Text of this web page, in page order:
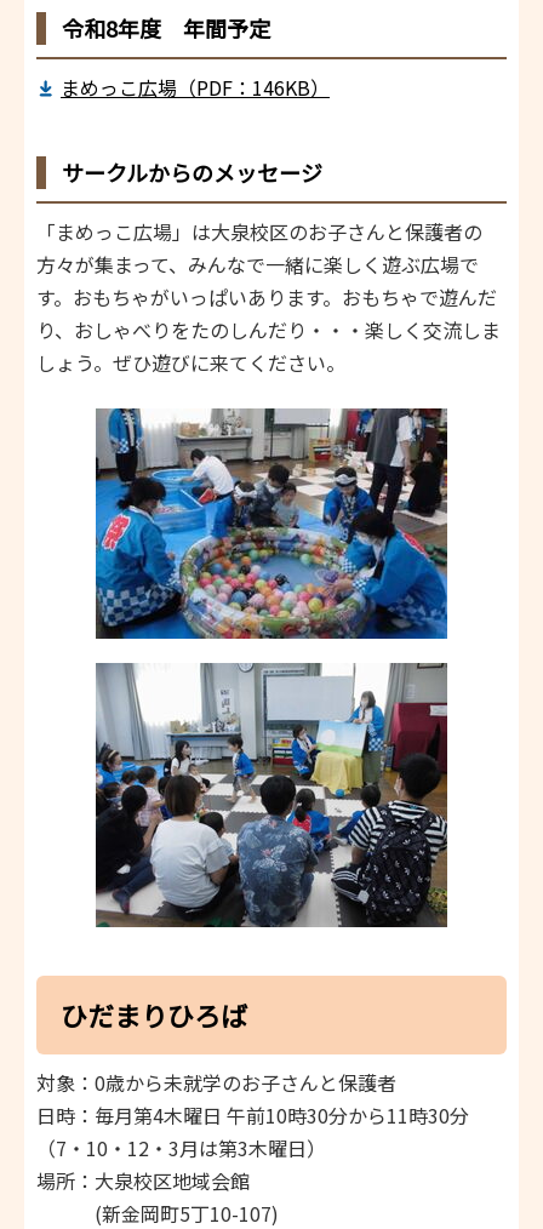
令和8年度 年間予定
まめっこ広場（PDF：146KB）
サークルからのメッセージ
「まめっこ広場」は大泉校区のお子さんと保護者の
方々が集まって、みんなで一緒に楽しく遊ぶ広場で
す。おもちゃがいっぱいあります。おもちゃで遊んだ
り、おしゃべりをたのしんだり・・・楽しく交流しま
しょう。ぜひ遊びに来てください。
ひだまりひろば
対象：0歳から未就学のお子さんと保護者
日時：毎月第4木曜日 午前10時30分から11時30分
（7・10・12・3月は第3木曜日）
場所：大泉校区地域会館
(新金岡町5丁10-107)